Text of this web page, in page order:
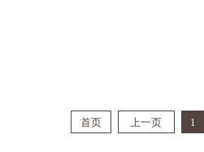
首页 上一页 1